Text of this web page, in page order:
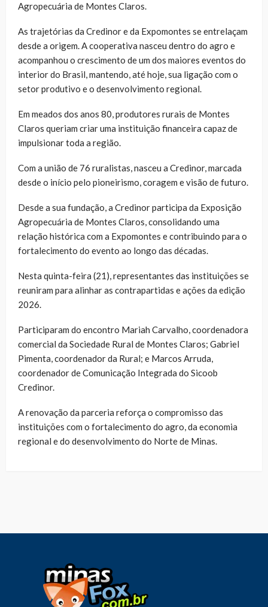
Agropecuária de Montes Claros.
As trajetórias da Credinor e da Expomontes se entrelaçam
desde a origem. A cooperativa nasceu dentro do agro e
acompanhou o crescimento de um dos maiores eventos do
interior do Brasil, mantendo, até hoje, sua ligação com o
setor produtivo e o desenvolvimento regional.
Em meados dos anos 80, produtores rurais de Montes
Claros queriam criar uma instituição financeira capaz de
impulsionar toda a região.
Com a união de 76 ruralistas, nasceu a Credinor, marcada
desde o início pelo pioneirismo, coragem e visão de futuro.
Desde a sua fundação, a Credinor participa da Exposição
Agropecuária de Montes Claros, consolidando uma
relação histórica com a Expomontes e contribuindo para o
fortalecimento do evento ao longo das décadas.
Nesta quinta-feira (21), representantes das instituições se
reuniram para alinhar as contrapartidas e ações da edição
2026.
Participaram do encontro Mariah Carvalho, coordenadora
comercial da Sociedade Rural de Montes Claros; Gabriel
Pimenta, coordenador da Rural; e Marcos Arruda,
coordenador de Comunicação Integrada do Sicoob
Credinor.
A renovação da parceria reforça o compromisso das
instituições com o fortalecimento do agro, da economia
regional e do desenvolvimento do Norte de Minas.